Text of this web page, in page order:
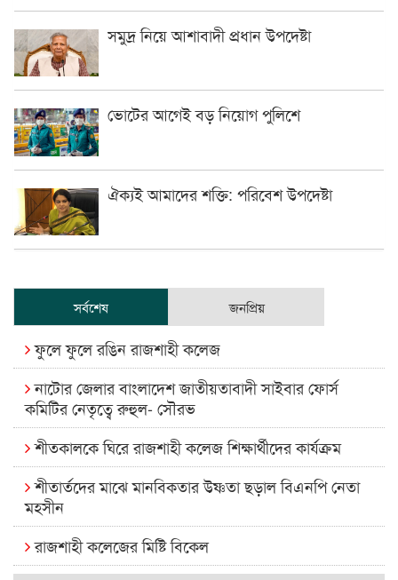
সমুদ্র নিয়ে আশাবাদী প্রধান উপদেষ্টা
ভোটের আগেই বড় নিয়োগ পুলিশে
ঐক্যই আমাদের শক্তি: পরিবেশ উপদেষ্টা
সর্বশেষ জনপ্রিয়
ফুলে ফুলে রঙিন রাজশাহী কলেজ
নাটোর জেলার বাংলাদেশ জাতীয়তাবাদী সাইবার ফোর্স
কমিটির নেতৃত্বে রুহুল- সৌরভ
শীতকালকে ঘিরে রাজশাহী কলেজ শিক্ষার্থীদের কার্যক্রম
শীতার্তদের মাঝে মানবিকতার উষ্ণতা ছড়াল বিএনপি নেতা
মহসীন
রাজশাহী কলেজের মিষ্টি বিকেল